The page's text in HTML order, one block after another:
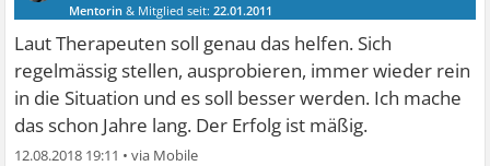
Mentorin & Mitglied seit:22.01.2011
Laut Therapeuten soll genau das helfen. Sich
regelmässig stellen, ausprobieren, immer wieder rein
in die Situation und es soll besser werden. Ich mache
das schon Jahre lang. Der Erfolg ist mäßig.
12.08.2018 19:11 •